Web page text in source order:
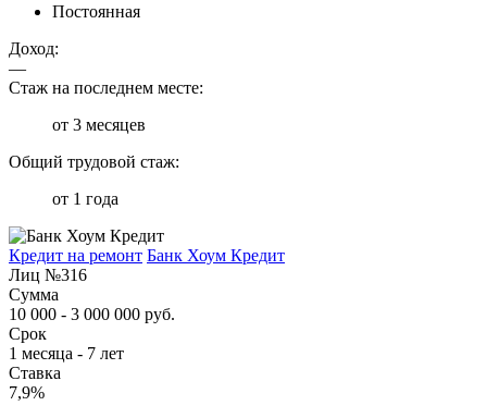
Постоянная
Доход:
—
Стаж на последнем месте:
от 3 месяцев
Общий трудовой стаж:
от 1 года
Кредит на ремонт Банк Хоум Кредит
Лиц №316
Сумма
10 000 - 3 000 000 руб.
Срок
1 месяца - 7 лет
Ставка
7,9%